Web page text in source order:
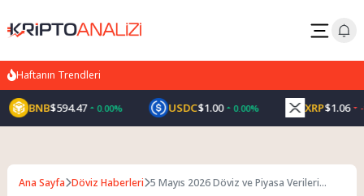
Haftanın Trendleri
BNB$594.47 0.00% USDC$1.00 0.00% XRP$1.06 -
Ana Sayfa Döviz Haberleri 5 Mayıs 2026 Döviz ve Piyasa Verileri